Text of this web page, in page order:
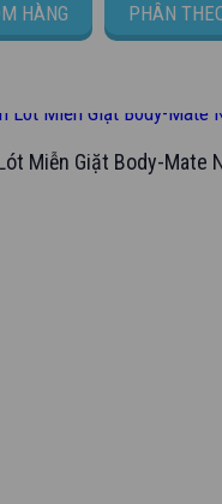
HÀNG PHÂN
Miễn Giặt Body-Mate